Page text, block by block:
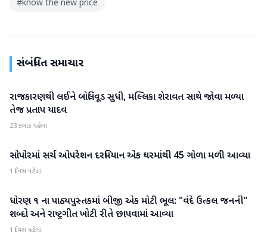
#know the new price
સંબંધિત સમાચાર
રાષ્ટ્રીય
રાજકારણથી લઈને બોલિવૂડ સુધી, મલ્લિકા શેરાવત સાથે જોવા મળ્યા
તેજ પ્રતાપ યાદવ
23 કલાક પહેલા
રાષ્ટ્રીય
સોપોરમાં સર્ચ ઓપરેશન દરમિયાન એક ઘરમાંથી 45 ગોળા મળી આવ્યા
1 દિવસ પહેલા
રાષ્ટ્રીય
ધોરણ ૧ ના પાઠ્યપુસ્તકમાં બીજી એક મોટી ભૂલ: "વંદે ઉત્કલ જનની"
શબ્દો અને રાષ્ટ્રગીત ખોટી રીતે છાપવામાં આવ્યા
1 દિવસ પહેલા